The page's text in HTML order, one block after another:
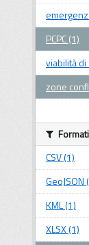
PCPC (1)
viabilità
zone
Formati
CSV (1)
GeoJSON
KML (1)
XLSX (1)